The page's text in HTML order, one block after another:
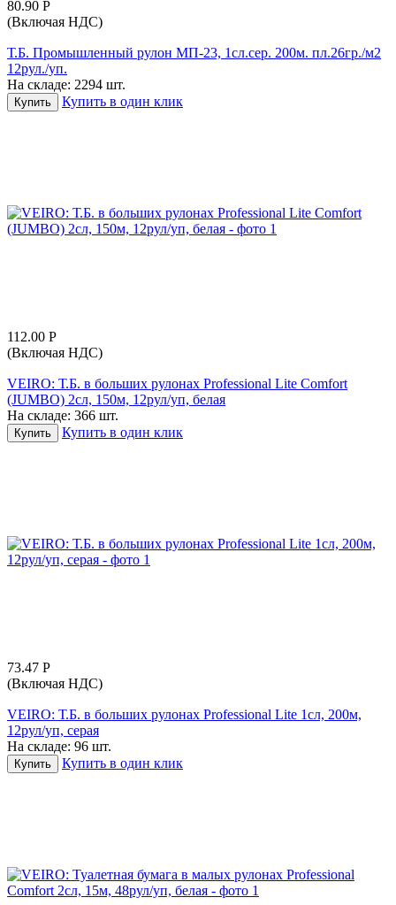
80.90 Р
(Включая НДС)
Т.Б. Промышленный рулон МП-23, 1сл.сер. 200м. пл.26гр./м2
12рул./уп.
На складе: 2294 шт.
Купить Купить в один клик
112.00 Р
(Включая НДС)
VEIRO: Т.Б. в больших рулонах Professional Lite Comfort
(JUMBO) 2сл, 150м, 12рул/уп, белая
На складе: 366 шт.
Купить Купить в один клик
73.47 Р
(Включая НДС)
VEIRO: Т.Б. в больших рулонах Professional Lite 1сл, 200м,
12рул/уп, серая
На складе: 96 шт.
Купить Купить в один клик